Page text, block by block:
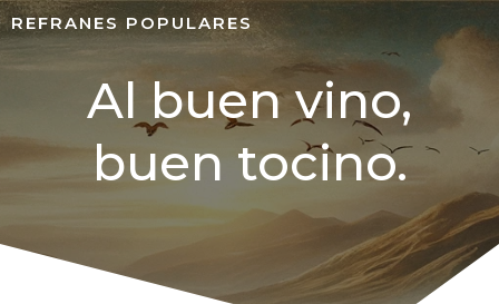
REFRANES POPULARES
Al buen vino,
buen tocino.